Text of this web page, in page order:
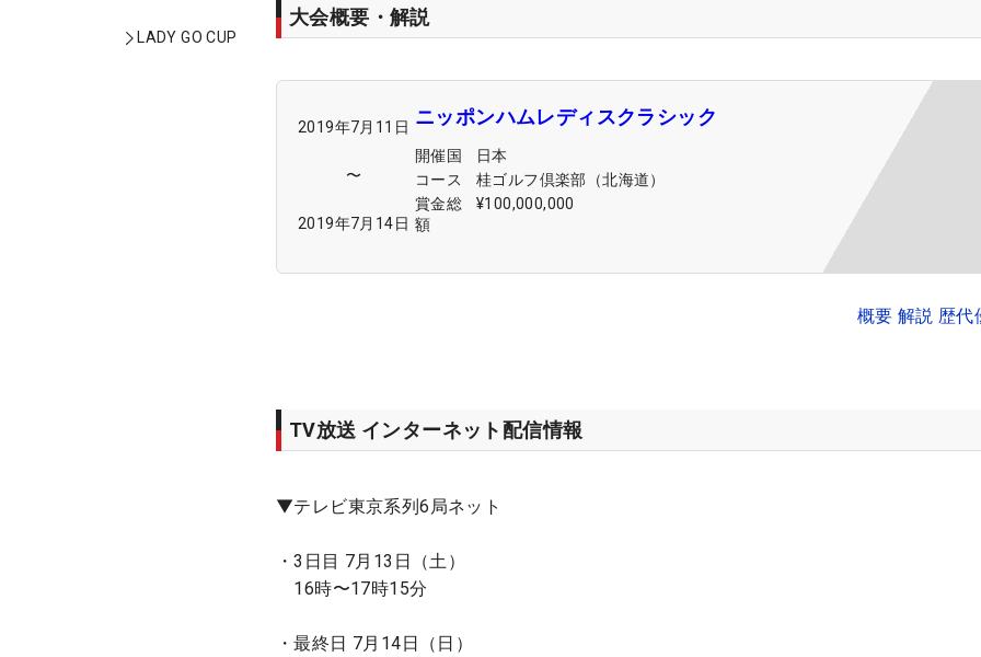
LADY GO CUP
大会概要・解説
2019年7月11日
〜
2019年7月14日
ニッポンハムレディスクラシック
開催国
日本
コース
桂ゴルフ倶楽部（北海道）
賞金総
額
¥100,000,000
概要 解説 歴代
TV放送 インターネット配信情報
▼テレビ東京系列6局ネット
・3日目 7月13日（土）
16時〜17時15分
・最終日 7月14日（日）